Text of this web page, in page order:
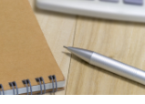
ライフプラン
「未来」はここから変
れる！ ＜私の「考え方」を